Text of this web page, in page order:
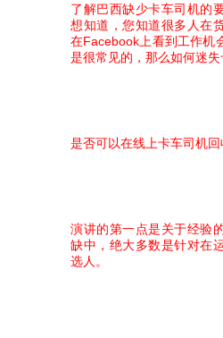
了解巴西缺少卡车司机的
想知道，您知道很多人在
在Facebook上看到工作机
是很常见的，那么如何迷失
是否可以在线上卡车司机回
演讲的第一点是关于经验
缺中，绝大多数是针对在
选人。